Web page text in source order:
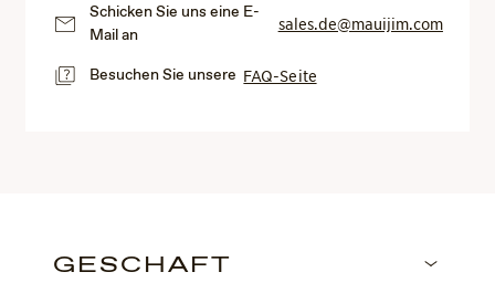
Schicken Sie uns eine E-
Mail an
sales.de@mauijim.com
Besuchen Sie unsere FAQ-Seite
GESCHÄFT